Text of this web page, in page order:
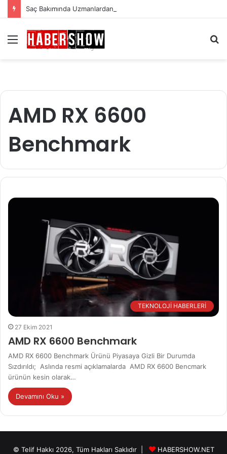
Saç Bakımında Uzmanlardan Gelen En Önemli İpuçları
Menü
AMD RX 6600
Benchmark
TEKNOLOJİ HABERLERİ
27 Ekim 2021
AMD RX 6600 Benchmark
AMD RX 6600 Benchmark Ürünü Piyasaya Gizli Bir Durumda
Sızdırıldı; Aslında resmi açıklamalarda AMD RX 6600 Bencmark
ürünün kesin olarak…
Devamını Oku »
© Telif Hakkı 2026, Tüm Hakları Saklıdır | HABERSHOW.NET